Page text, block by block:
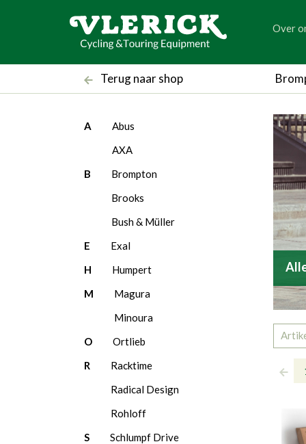
Over
Terug naar shop
filter_brands
A
Abus
AXA
B
Brompton
Brooks
Bush & Müller
E
Exal
H
Humpert
M
Magura
Minoura
O
Ortlieb
R
Racktime
Radical Design
Rohloff
S
Schlumpf Drive